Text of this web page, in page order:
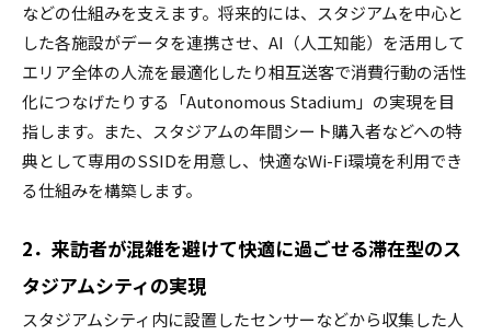
などの仕組みを支えます。将来的には、スタジアムを中心と
した各施設がデータを連携させ、AI（人工知能）を活用して
エリア全体の人流を最適化したり相互送客で消費行動の活性
化につなげたりする「Autonomous Stadium」の実現を目
指します。また、スタジアムの年間シート購入者などへの特
典として専用のSSIDを用意し、快適なWi-Fi環境を利用でき
る仕組みを構築します。
2．来訪者が混雑を避けて快適に過ごせる滞在型のス
タジアムシティの実現
スタジアムシティ内に設置したセンサーなどから収集した人